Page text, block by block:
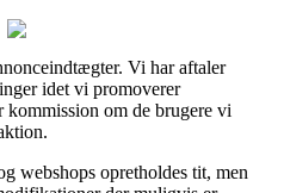
Vi har aftaler
idet vi promoverer
om de brugere vi
webshops opretholdes tit, men